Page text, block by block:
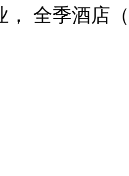
， 全季酒